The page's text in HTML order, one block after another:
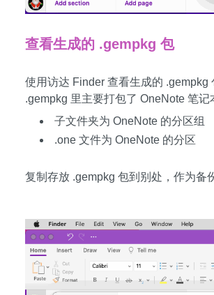
查看生成的 .gempkg 包
使用访达 Finder 查看生成的 .gempkg
.gempkg 里主要打包了 OneNote 笔记
子文件夹为 OneNote 的分区组
.one 文件为 OneNote 的分区
复制存放 .gempkg 包到别处，作为备